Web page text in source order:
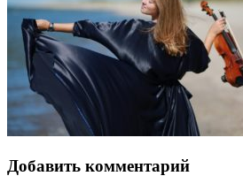
Добавить комментарий